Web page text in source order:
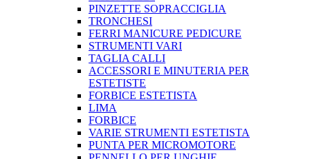
PINZETTE SOPRACCIGLIA
TRONCHESI
FERRI MANICURE PEDICURE
STRUMENTI VARI
TAGLIA CALLI
ACCESSORI E MINUTERIA PER
ESTETISTE
FORBICE ESTETISTA
LIMA
FORBICE
VARIE STRUMENTI ESTETISTA
PUNTA PER MICROMOTORE